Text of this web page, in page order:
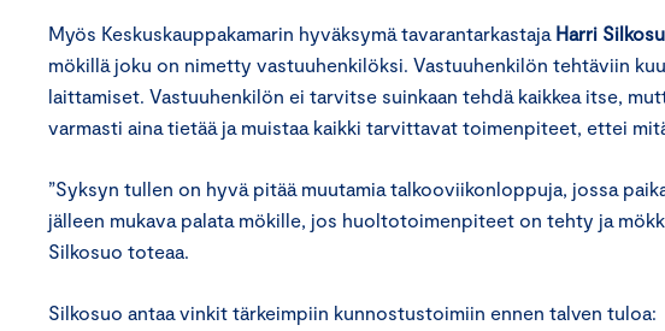
Myös Keskuskauppakamarin hyväksymä tavarantarkastaja Harri
mökillä joku on nimetty vastuuhenkilöksi. Vastuuhenkilön tehtäviin
laittamiset. Vastuuhenkilön ei tarvitse suinkaan tehdä kaikkea itse,
varmasti aina tietää ja muistaa kaikki tarvittavat toimenpiteet, ettei
”Syksyn tullen on hyvä pitää muutamia talkooviikonloppuja, jossa
jälleen mukava palata mökille, jos huoltotoimenpiteet on tehty ja
Silkosuo toteaa.
Silkosuo antaa vinkit tärkeimpiin kunnostustoimiin ennen talven tuloa: